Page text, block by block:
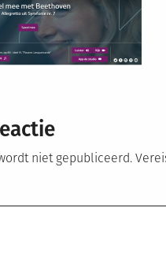
niet gepubliceerd.